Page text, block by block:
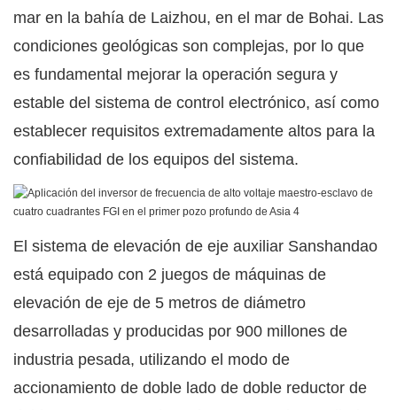
mar en la bahía de Laizhou, en el mar de Bohai. Las
condiciones geológicas son complejas, por lo que
es fundamental mejorar la operación segura y
estable del sistema de control electrónico, así como
establecer requisitos extremadamente altos para la
confiabilidad de los equipos del sistema.
El sistema de elevación de eje auxiliar Sanshandao
está equipado con 2 juegos de máquinas de
elevación de eje de 5 metros de diámetro
desarrolladas y producidas por 900 millones de
industria pesada, utilizando el modo de
accionamiento de doble lado de doble reductor de